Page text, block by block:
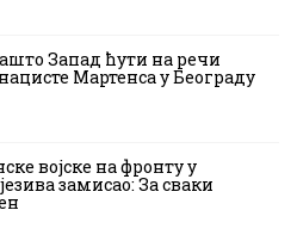
Запад ћути на речи
Мартенса у Београду
војске на фронту у
замисао: За сваки